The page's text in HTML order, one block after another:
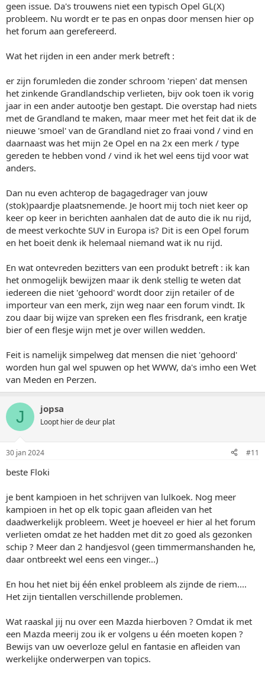
geen issue. Da's trouwens niet een typisch Opel GL(X)
probleem. Nu wordt er te pas en onpas door mensen hier op
het forum aan gerefereerd.
Wat het rijden in een ander merk betreft :
er zijn forumleden die zonder schroom 'riepen' dat mensen
het zinkende Grandlandschip verlieten, bijv ook toen ik vorig
jaar in een ander autootje ben gestapt. Die overstap had niets
met de Grandland te maken, maar meer met het feit dat ik de
nieuwe 'smoel' van de Grandland niet zo fraai vond / vind en
daarnaast was het mijn 2e Opel en na 2x een merk / type
gereden te hebben vond / vind ik het wel eens tijd voor wat
anders.
Dan nu even achterop de bagagedrager van jouw
(stok)paardje plaatsnemende. Je hoort mij toch niet keer op
keer op keer in berichten aanhalen dat de auto die ik nu rijd,
de meest verkochte SUV in Europa is? Dit is een Opel forum
en het boeit denk ik helemaal niemand wat ik nu rijd.
En wat ontevreden bezitters van een produkt betreft : ik kan
het onmogelijk bewijzen maar ik denk stellig te weten dat
iedereen die niet 'gehoord' wordt door zijn retailer of de
importeur van een merk, zijn weg naar een forum vindt. Ik
zou daar bij wijze van spreken een fles frisdrank, een kratje
bier of een flesje wijn met je over willen wedden.
Feit is namelijk simpelweg dat mensen die niet 'gehoord'
worden hun gal wel spuwen op het WWW, da's imho een Wet
van Meden en Perzen.
J jopsa
Loopt hier de deur plat
30 jan 2024 #11
beste Floki
je bent kampioen in het schrijven van lulkoek. Nog meer
kampioen in het op elk topic gaan afleiden van het
daadwerkelijk probleem. Weet je hoeveel er hier al het forum
verlieten omdat ze het hadden met dit zo goed als gezonken
schip ? Meer dan 2 handjesvol (geen timmermanshanden he,
daar ontbreekt wel eens een vinger...)
En hou het niet bij één enkel probleem als zijnde de riem....
Het zijn tientallen verschillende problemen.
Wat raaskal jij nu over een Mazda hierboven ? Omdat ik met
een Mazda meerij zou ik er volgens u één moeten kopen ?
Bewijs van uw oeverloze gelul en fantasie en afleiden van
werkelijke onderwerpen van topics.